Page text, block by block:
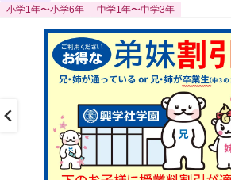
小学1年〜小学6年
中学1年〜中学3年